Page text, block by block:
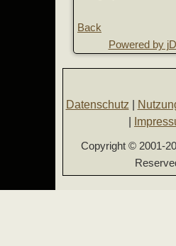
Back
Powered by
Datenschutz
Copyright © 2001-